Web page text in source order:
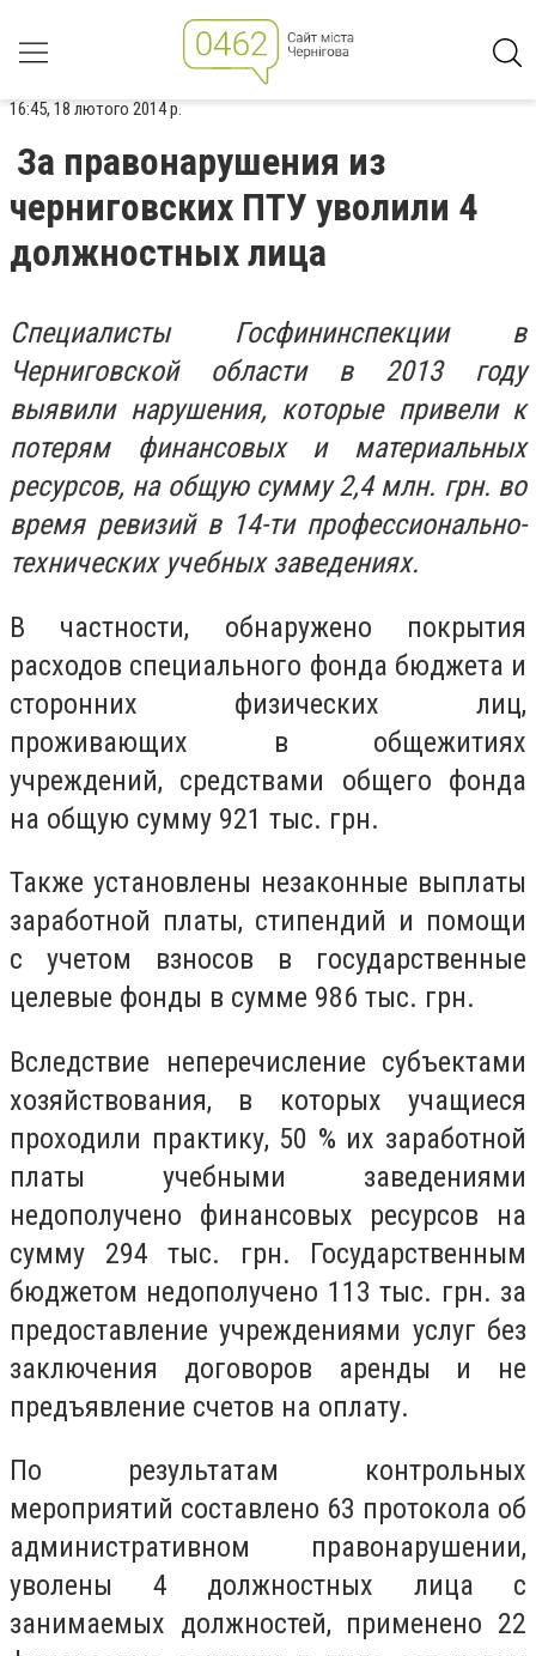
16:45, 18 лютого 2014 р.
За правонарушения из
черниговских ПТУ уволили 4
должностных лица
Специалисты Госфининспекции в
Черниговской области в 2013 году
выявили нарушения, которые привели к
потерям финансовых и материальных
ресурсов, на общую сумму 2,4 млн. грн. во
время ревизий в 14-ти профессионально-
технических учебных заведениях.
В частности, обнаружено покрытия
расходов специального фонда бюджета и
сторонних физических лиц,
проживающих в общежитиях
учреждений, средствами общего фонда
на общую сумму 921 тыс. грн.
Также установлены незаконные выплаты
заработной платы, стипендий и помощи
с учетом взносов в государственные
целевые фонды в сумме 986 тыс. грн.
Вследствие неперечисление субъектами
хозяйствования, в которых учащиеся
проходили практику, 50 % их заработной
платы учебными заведениями
недополучено финансовых ресурсов на
сумму 294 тыс. грн. Государственным
бюджетом недополучено 113 тыс. грн. за
предоставление учреждениями услуг без
заключения договоров аренды и не
предъявление счетов на оплату.
По результатам контрольных
мероприятий составлено 63 протокола об
административном правонарушении,
уволены 4 должностных лица с
занимаемых должностей, применено 22